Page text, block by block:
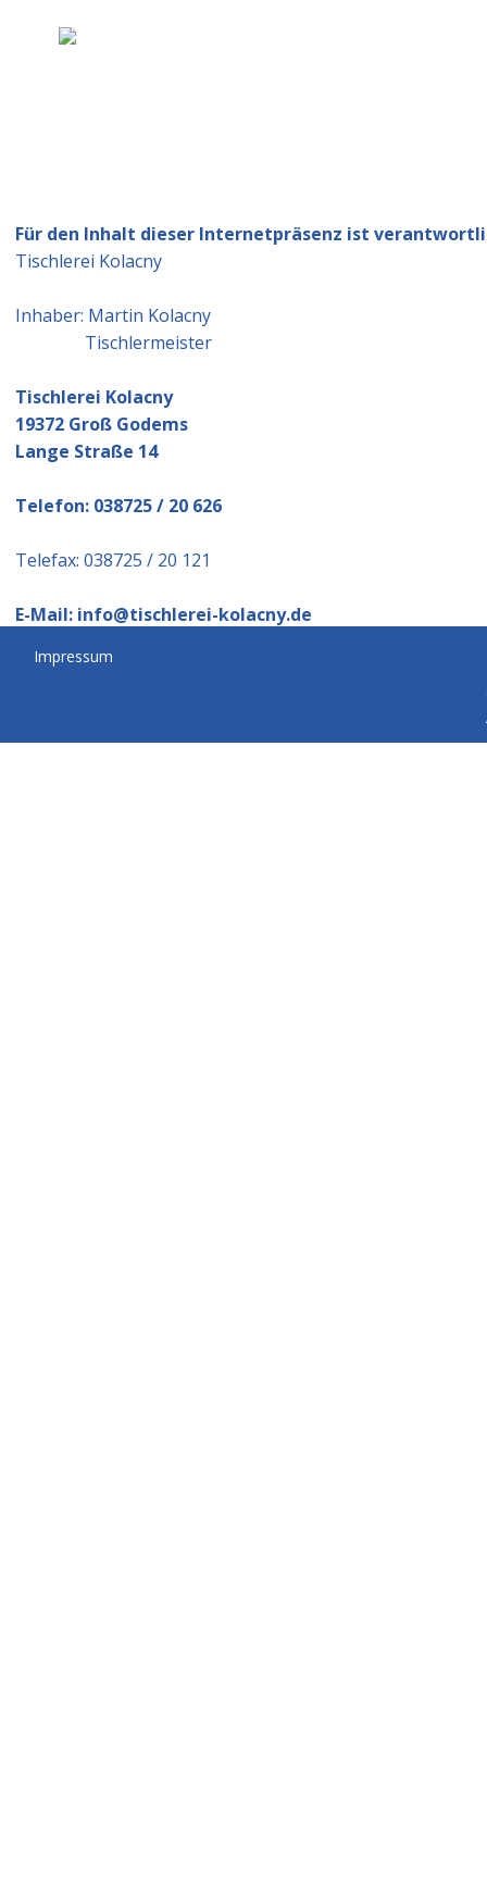
Für den Inhalt dieser Internetpräsenz ist
Tischlerei Kolacny
Inhaber: Martin Kolacny
Tischlermeister
Tischlerei Kolacny
19372 Groß Godems
Lange Straße 14
Telefon: 038725 / 20 626
Telefax: 038725 / 20 121
E-Mail: info@tischlerei-kolacny.de
Internet: www.tischlerei-kolacny.de
Impressum